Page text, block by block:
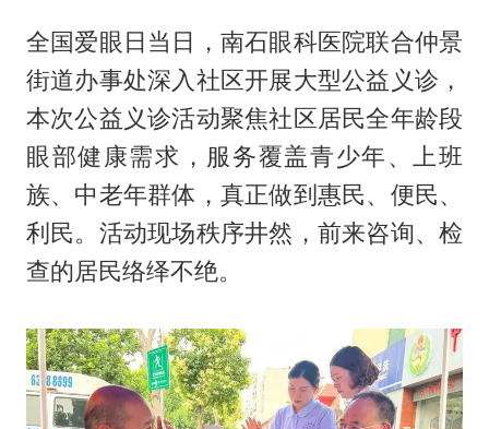
全国爱眼日当日，南石眼科医院联合仲景
街道办事处深入社区开展大型公益义诊，
本次公益义诊活动聚焦社区居民全年龄段
眼部健康需求，服务覆盖青少年、上班
族、中老年群体，真正做到惠民、便民、
利民。活动现场秩序井然，前来咨询、检
查的居民络绎不绝。